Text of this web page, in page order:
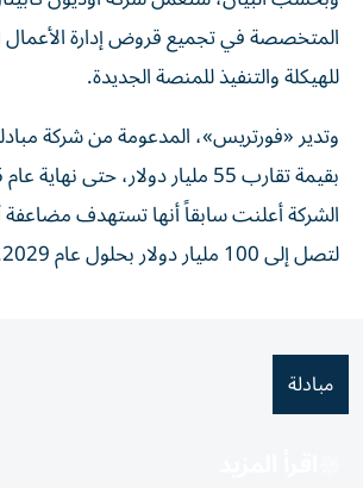
المتخصصة في تجميع قروض إدارة
للهيكلة والتنفيذ للمنصة الجديدة.
وتدير «فورتريس»، المدعومة من شركة
الشركة أعلنت سابقاً أنها تستهدف مضاعفة
لتصل إلى 100 مليار دولار بحلول عام 2029.
مبادلة